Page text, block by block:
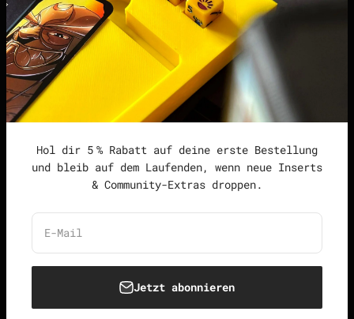
Hol dir 5 % Rabatt auf deine erste Bestellung
und bleib auf dem Laufenden, wenn neue Inserts
& Community-Extras droppen.
E-Mail
Jetzt abonnieren
Datenschutzerklärung
Widerrufsrecht &
Widerrufsformular
Allgemeine
Geschäftsbedingungen
Deutschland (EUR €) Deutsch